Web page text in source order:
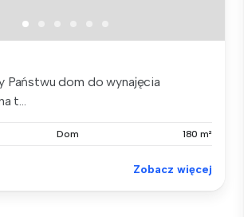
Państwu dom do wynajęcia
t...
Dom 180 m²
Zobacz więcej